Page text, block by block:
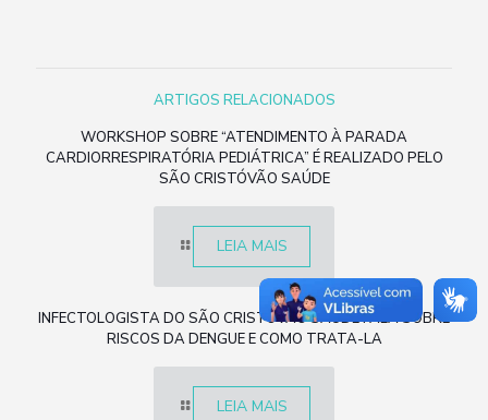
ARTIGOS RELACIONADOS
WORKSHOP SOBRE “ATENDIMENTO À PARADA
CARDIORRESPIRATÓRIA PEDIÁTRICA” É REALIZADO PELO
SÃO CRISTÓVÃO SAÚDE
LEIA MAIS
INFECTOLOGISTA DO SÃO CRISTÓVÃO SAÚDE FALA SOBRE
RISCOS DA DENGUE E COMO TRATA-LA
LEIA MAIS